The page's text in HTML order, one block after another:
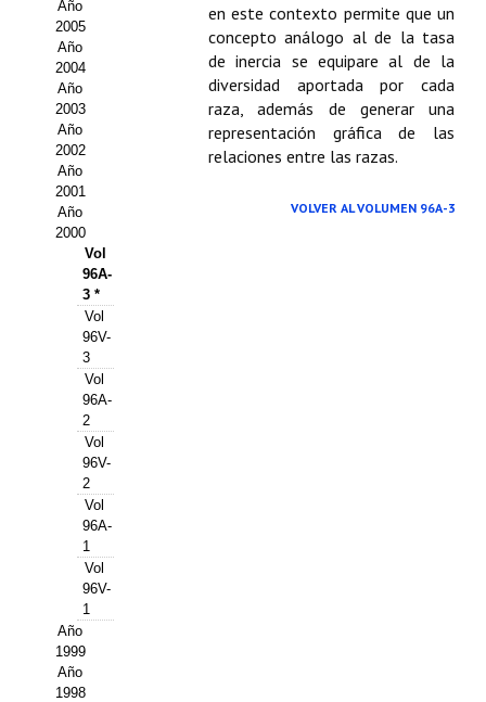
Jornadas PAM 2026
Premio Jóvenes Investigadores
Buscador de Comunicaciones
Buscador de Comunicaciones
CONTACTO
BUSCADOR
Año
2005
Año
2004
Año
2003
Año
2002
Año
2001
Año
2000
Vol
96A-
3 *
Vol
96V-
3
Vol
96A-
2
Vol
96V-
2
Vol
96A-
1
Vol
96V-
1
Año
1999
Año
1998
en este contexto permite que un
concepto análogo al de la tasa
de inercia se equipare al de la
diversidad aportada por cada
raza, además de generar una
representación gráfica de las
relaciones entre las razas.
VOLVER AL VOLUMEN 96A-3